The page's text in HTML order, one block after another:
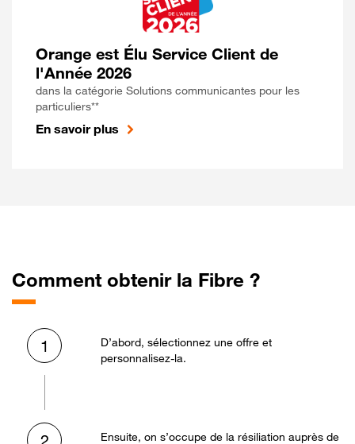
Orange est Élu Service Client de
l'Année 2026
dans la catégorie Solutions communicantes pour les
particuliers**
En savoir plus
Comment obtenir la Fibre ?
1
D’abord, sélectionnez une offre et
personnalisez-la.
Ensuite, on s’occupe de la résiliation auprès de